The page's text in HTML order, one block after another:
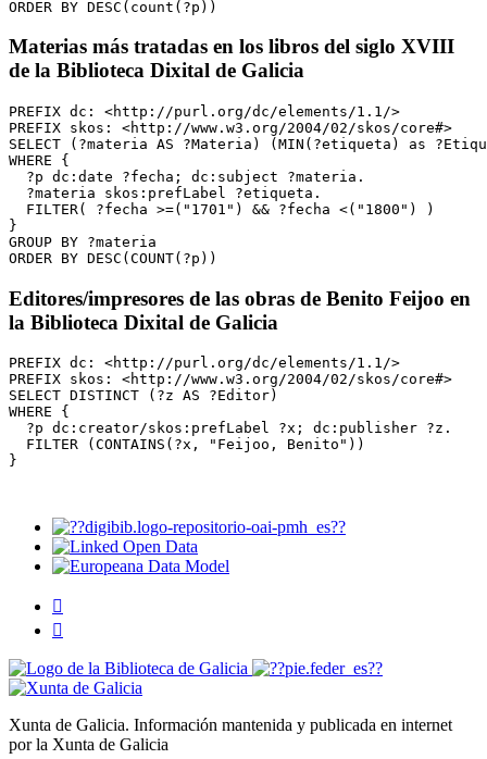
ORDER BY DESC(count(?p))
Materias más tratadas en los libros del siglo XVIII
de la Biblioteca Dixital de Galicia
PREFIX dc: <http://purl.org/dc/elements/1.1/>
PREFIX skos: <http://www.w3.org/2004/02/skos/core#>
SELECT (?materia AS ?Materia) (MIN(?etiqueta) as
WHERE {
  ?p dc:date ?fecha; dc:subject ?materia.
  ?materia skos:prefLabel ?etiqueta.
  FILTER( ?fecha >=("1701") && ?fecha <("1800") )
}
GROUP BY ?materia
ORDER BY DESC(COUNT(?p))
Editores/impresores de las obras de Benito Feijoo en
la Biblioteca Dixital de Galicia
PREFIX dc: <http://purl.org/dc/elements/1.1/>
PREFIX skos: <http://www.w3.org/2004/02/skos/core#>
SELECT DISTINCT (?z AS ?Editor)
WHERE {
  ?p dc:creator/skos:prefLabel ?x; dc:publisher ?z.
  FILTER (CONTAINS(?x, "Feijoo, Benito"))
}


Xunta de Galicia. Información mantenida y publicada en internet
por la Xunta de Galicia